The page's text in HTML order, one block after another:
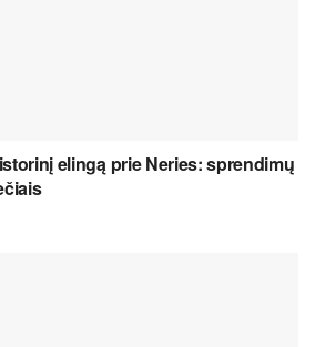
elingą prie Neries: sprendimų